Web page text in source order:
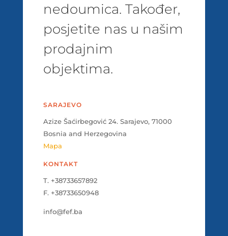
nedoumica. Također,
posjetite nas u našim
prodajnim
objektima.
SARAJEVO
Azize Šaćirbegović 24. Sarajevo, 71000
Bosnia and Herzegovina
Mapa
KONTAKT
T. +38733657892
F. +38733650948
info@fef.ba